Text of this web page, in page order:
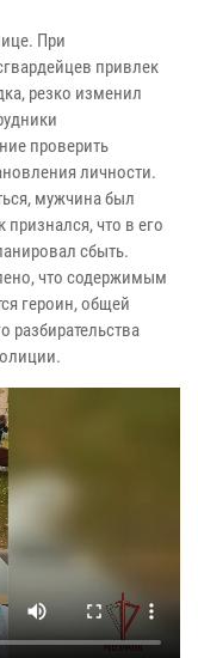
При
привлек
резко изменил
проверить
личности.
мужчина был
что в его
сбыть.
что содержимым
героин, общей
разбирательства